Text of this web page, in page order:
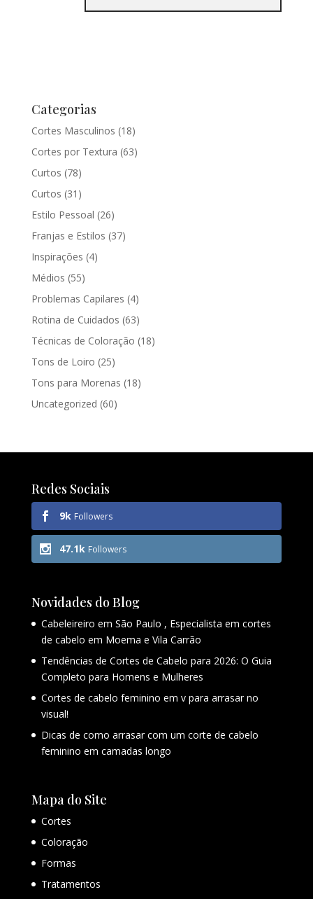
Categorias
Cortes Masculinos (18)
Cortes por Textura (63)
Curtos (78)
Curtos (31)
Estilo Pessoal (26)
Franjas e Estilos (37)
Inspirações (4)
Médios (55)
Problemas Capilares (4)
Rotina de Cuidados (63)
Técnicas de Coloração (18)
Tons de Loiro (25)
Tons para Morenas (18)
Uncategorized (60)
Redes Sociais
9k Followers
47.1k Followers
Novidades do Blog
Cabeleireiro em São Paulo , Especialista em cortes
de cabelo em Moema e Vila Carrão
Tendências de Cortes de Cabelo para 2026: O Guia
Completo para Homens e Mulheres
Cortes de cabelo feminino em v para arrasar no
visual!
Dicas de como arrasar com um corte de cabelo
feminino em camadas longo
Mapa do Site
Cortes
Coloração
Formas
Tratamentos